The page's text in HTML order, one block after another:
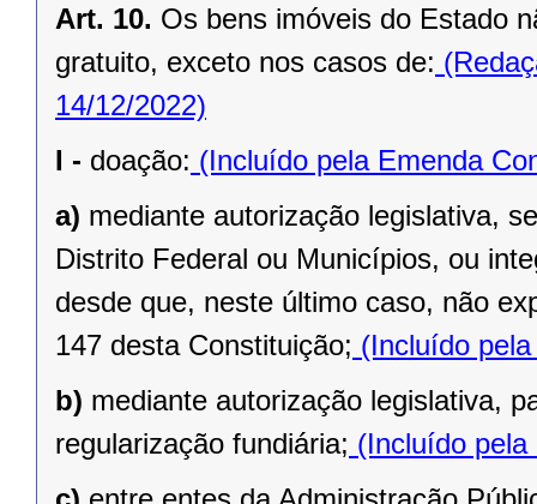
Art. 10. Os bens imóveis do Estado
gratuito, exceto nos casos de:
14/12/2022)
I - doação: (Incluído pela Emenda
a) mediante autorização legislativa,
Distrito Federal ou Municípios, ou
desde que, neste último caso, não
147 desta Constituição; (Incluído
b) mediante autorização legislativa,
regularização fundiária; (Incluído pela